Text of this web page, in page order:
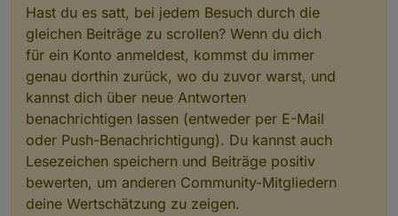
Hast du es satt, bei jedem Besuch durch die
gleichen Beiträge zu scrollen? Wenn du dich
für ein Konto anmeldest, kommst du immer
genau dorthin zurück, wo du zuvor warst, und
kannst dich über neue Antworten
benachrichtigen lassen (entweder per E-Mail
oder Push-Benachrichtigung). Du kannst auch
Lesezeichen speichern und Beiträge positiv
bewerten, um anderen Community-Mitgliedern
deine Wertschätzung zu zeigen.